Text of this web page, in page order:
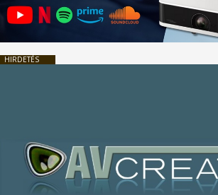
HIRDETÉS